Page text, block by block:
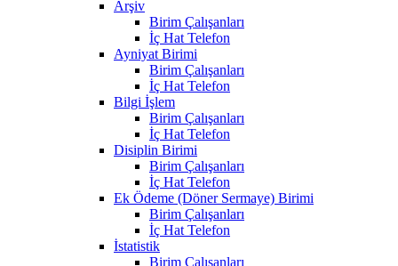
Arşiv
Birim Çalışanları
İç Hat Telefon
Ayniyat Birimi
Birim Çalışanları
İç Hat Telefon
Bilgi İşlem
Birim Çalışanları
İç Hat Telefon
Disiplin Birimi
Birim Çalışanları
İç Hat Telefon
Ek Ödeme (Döner Sermaye) Birimi
Birim Çalışanları
İç Hat Telefon
İstatistik
Birim Çalışanları